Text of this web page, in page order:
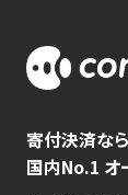
寄付決済な
国内No.1 オ